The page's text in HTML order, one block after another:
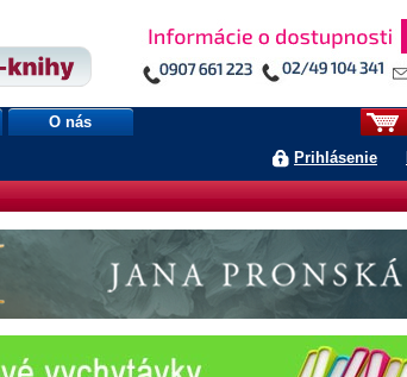
Prihlásenie
O nás